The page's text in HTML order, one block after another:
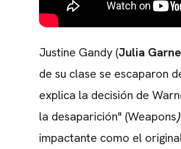
Justine Gandy (Julia
de su clase se escaparon
explica la decisión de
la desaparición" (Weapons)
impactante como el